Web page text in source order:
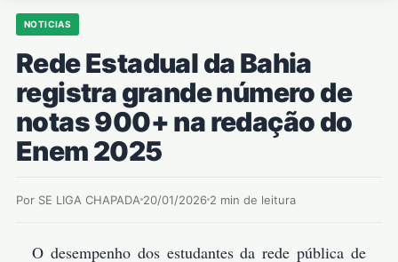
NOTICIAS
Rede Estadual da Bahia
registra grande número de
notas 900+ na redação do
Enem 2025
Por SE LIGA CHAPADA 20/01/2026 2 min de leitura
O desempenho dos estudantes da rede pública de